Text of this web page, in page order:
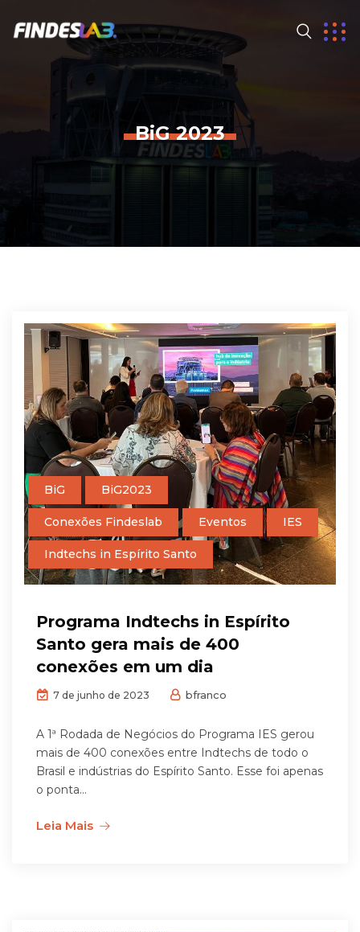
BiG 2023
BiG BiG2023
Conexões Findeslab Eventos IES
Indtechs in Espírito Santo
Programa Indtechs in Espírito
Santo gera mais de 400
conexões em um dia
7 de junho de 2023 bfranco
A 1ª Rodada de Negócios do Programa IES gerou
mais de 400 conexões entre Indtechs de todo o
Brasil e indústrias do Espírito Santo. Esse foi apenas
o ponta...
Leia Mais